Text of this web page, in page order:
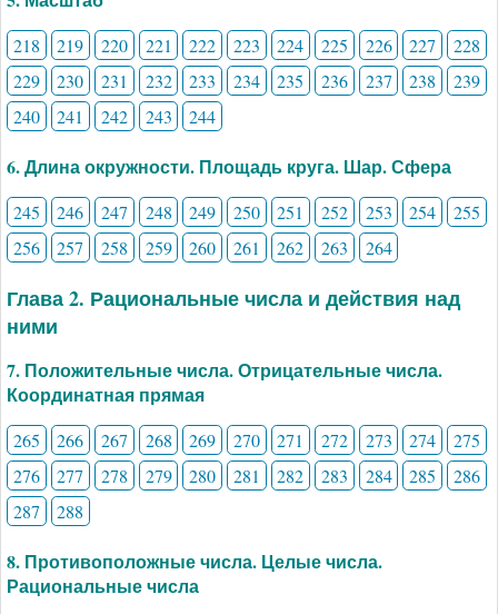
218 219 220 221 222 223 224 225 226 227
228
229
230 231 232 233 234 235 236 237 238
239
240
241 242 243 244
6. Длина окружности. Площадь круга. Шар. Сфера
245 246 247 248 249 250 251 252 253 254
255
256
257 258 259 260 261 262 263 264
Глава 2. Рациональные числа и действия над
ними
7. Положительные числа. Отрицательные числа.
Координатная прямая
265 266 267 268 269 270 271 272 273 274
275
276
277 278 279 280 281 282 283 284 285
286
287
288
8. Противоположные числа. Целые числа.
Рациональные числа